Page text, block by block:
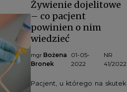
Żywienie dojelitowe
– co pacjent
powinien o nim
wiedzieć
mgr Bożena
Bronek
01-05-
2022
NR
41/2022
Pacjent, u którego na skutek